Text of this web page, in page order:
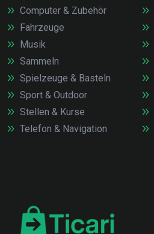
Computer & Zubehör
Fahrzeuge
Musik
Sammeln
Spielzeuge & Basteln
Sport & Outdoor
Stellen & Kurse
Telefon & Navigation